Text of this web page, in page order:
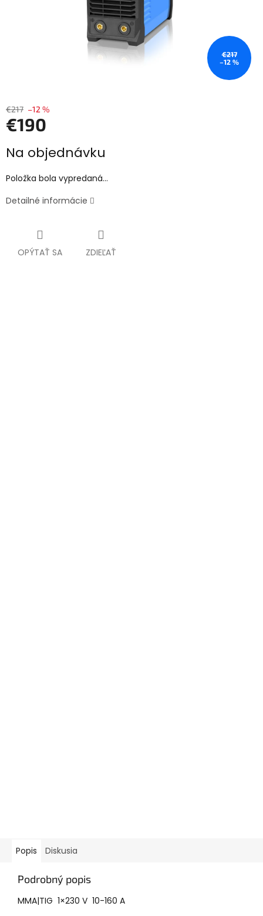
€217
–12 %
€217 –12 %
€190
cena:
Na objednávku
Položka bola vypredaná…
Detailné informácie
OPÝTAŤ SA ZDIEĽAŤ
Popis Diskusia
Podrobný popis
MMA|TIG 1×230 V 10-160 A